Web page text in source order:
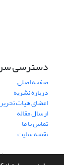
دسترسی
صفحه اصلی
درباره نشریه
اعضای هیات
ارسال مقاله
تماس با ما
نقشه سایت
سامانه مدیریت